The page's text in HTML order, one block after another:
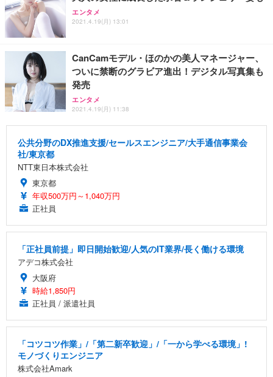
エンタメ
2021.4.19(月) 13:01
CanCamモデル・ほのかの美人マネージャー、
ついに禁断のグラビア進出！デジタル写真集も
発売
エンタメ
2021.4.19(月) 11:38
公共分野のDX推進支援/セールスエンジニア/大手通信事業会
社/東京都
NTT東日本株式会社
東京都
年収500万円～1,040万円
正社員
「正社員前提」即日開始歓迎/人気のIT業界/長く働ける環境
アデコ株式会社
大阪府
時給1,850円
正社員 / 派遣社員
「コツコツ作業」/「第二新卒歓迎」/「一から学べる環境」!
モノづくりエンジニア
株式会社Amark